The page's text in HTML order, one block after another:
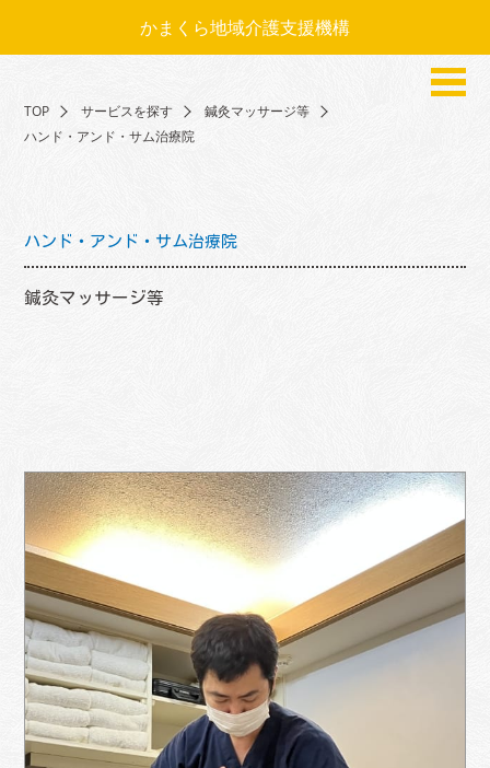
かまくら地域介護支援機構
TOP サービスを探す
鍼灸マッサージ等
ハンド・アンド・サム治療院
ハンド・アンド・サム治療院
鍼灸マッサージ等